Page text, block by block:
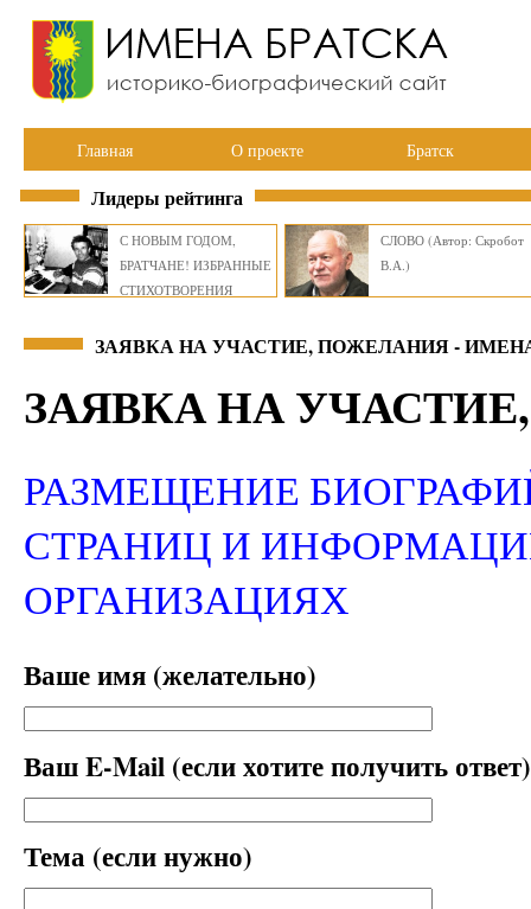
Главная О проекте Братск
Лидеры рейтинга
С НОВЫМ ГОДОМ,
БРАТЧАНЕ! ИЗБРАННЫЕ
СТИХОТВОРЕНИЯ
СЛОВО (Автор: Скробот
В.А.)
ЗАЯВКА НА УЧАСТИЕ, ПОЖЕЛАНИЯ -
ЗАЯВКА НА
РАЗМЕЩЕНИЕ
СТРАНИЦ И
ОРГАНИЗАЦИЯХ
Ваше имя (желательно)
Ваш E-Mail (если хотите получить ответ)
Тема (если нужно)